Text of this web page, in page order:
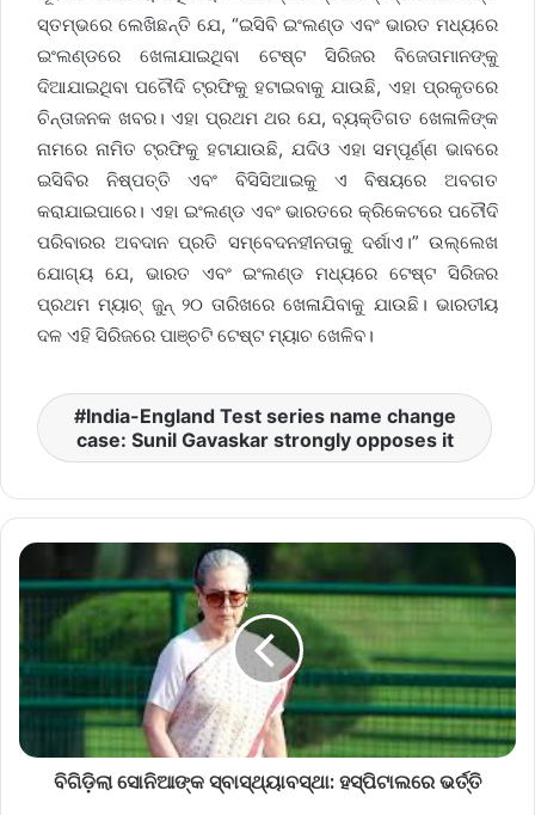
ସ୍ତମ୍ଭରେ ଲେଖିଛନ୍ତି ଯେ, “ଇସିବି ଇଂଲଣ୍ଡ ଏବଂ ଭାରତ ମଧ୍ୟରେ
ଇଂଲଣ୍ଡରେ ଖେଳାଯାଇଥିବା ଟେଷ୍ଟ ସିରିଜର ବିଜେତାମାନଙ୍କୁ
ଦିଆଯାଇଥିବା ପଟୌଦି ଟ୍ରଫିକୁ ହଟାଇବାକୁ ଯାଉଛି, ଏହା ପ୍ରକୃତରେ
ଚିନ୍ତାଜନକ ଖବର। ଏହା ପ୍ରଥମ ଥର ଯେ, ବ୍ୟକ୍ତିଗତ ଖେଳାଳିଙ୍କ
ନାମରେ ନାମିତ ଟ୍ରଫିକୁ ହଟାଯାଉଛି, ଯଦିଓ ଏହା ସମ୍ପୂର୍ଣ୍ଣ ଭାବରେ
ଇସିବିର ନିଷ୍ପତ୍ତି ଏବଂ ବିସିସିଆଇକୁ ଏ ବିଷୟରେ ଅବଗତ
କରାଯାଇପାରେ। ଏହା ଇଂଲଣ୍ଡ ଏବଂ ଭାରତରେ କ୍ରିକେଟରେ ପଟୌଦି
ପରିବାରର ଅବଦାନ ପ୍ରତି ସମ୍ବେଦନହୀନତାକୁ ଦର୍ଶାଏ।” ଉଲ୍ଲେଖ
ଯୋଗ୍ୟ ଯେ, ଭାରତ ଏବଂ ଇଂଲଣ୍ଡ ମଧ୍ୟରେ ଟେଷ୍ଟ ସିରିଜର
ପ୍ରଥମ ମ୍ୟାଚ୍ ଜୁନ୍ ୨୦ ତାରିଖରେ ଖେଳାଯିବାକୁ ଯାଉଛି। ଭାରତୀୟ
ଦଳ ଏହି ସିରିଜରେ ପାଞ୍ଚଟି ଟେଷ୍ଟ ମ୍ୟାଚ ଖେଳିବ।
India-England Test series name change
case: Sunil Gavaskar strongly opposes it
ବିଗିଡ଼ିଲା ସୋନିଆଙ୍କ ସ୍ବାସ୍ଥ୍ୟାବସ୍ଥା: ହସ୍ପିଟାଲରେ ଭର୍ତ୍ତି